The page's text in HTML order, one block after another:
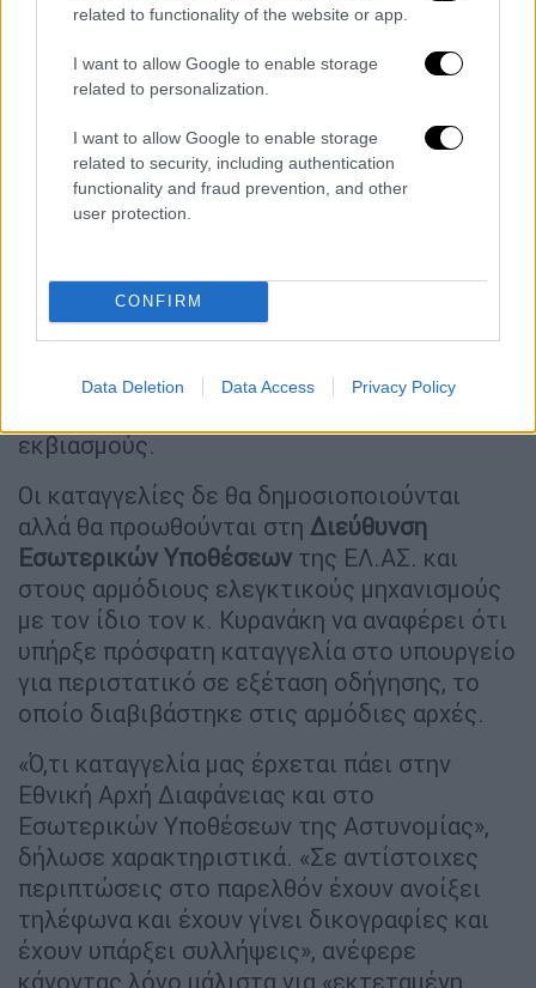
related to functionality of the website or app.
I want to allow Google to enable storage
related to personalization.
I want to allow Google to enable storage
related to security, including authentication
functionality and fraud prevention, and other
user protection.
CONFIRM
Data Deletion Data Access Privacy Policy
Από κινητοποιήσεις ιδιοκτητών σχολών οδήγησης το 2021
(ΜΟΤΙΟΝΤΕΑΜ/ ΒΕΡΒΕΡΙΔΗΣ ΒΑΣΙΛΗΣ)
Η πλατφόρμα για το «λάδωμα»
προηγούμενες ημέρες πλατφόρμα
καταγγελιών για περιστατικά διαφθοράς
στις εξετάσεις οδήγησης. Ηπλατφόρμα
επιτρέπει ανώνυμες ή επώνυμες αναφορές
εκβιασμούς.
Οι καταγγελίες δε θα δημοσιοποιούνται
αλλά θα προωθούνται στη Διεύθυνση
Εσωτερικών Υποθέσεων της ΕΛ.ΑΣ. και
στους αρμόδιους ελεγκτικούς μηχανισμούς
με τον ίδιο τον κ. Κυρανάκη να αναφέρει ότι
υπήρξε πρόσφατη καταγγελία στο υπουργείο
για περιστατικό σε εξέταση οδήγησης, το
οποίο διαβιβάστηκε στις αρμόδιες αρχές.
«Ό,τι καταγγελία μας έρχεται πάει στην
Εθνική Αρχή Διαφάνειας και στο
Εσωτερικών Υποθέσεων της Αστυνομίας»,
δήλωσε χαρακτηριστικά. «Σε αντίστοιχες
περιπτώσεις στο παρελθόν έχουν ανοίξει
τηλέφωνα και έχουν γίνει δικογραφίες και
έχουν υπάρξει συλλήψεις», ανέφερε
κάνοντας λόγο μάλιστα για «εκτεταμένη